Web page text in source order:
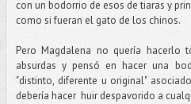
con un bodorrio de esos de tiaras y
como si fueran el gato de los chinos.
Pero Magdalena no quería hacerlo
absurdas y pensó en hacer una
"distinto, diferente u original"
debería hacer huir despavorido a